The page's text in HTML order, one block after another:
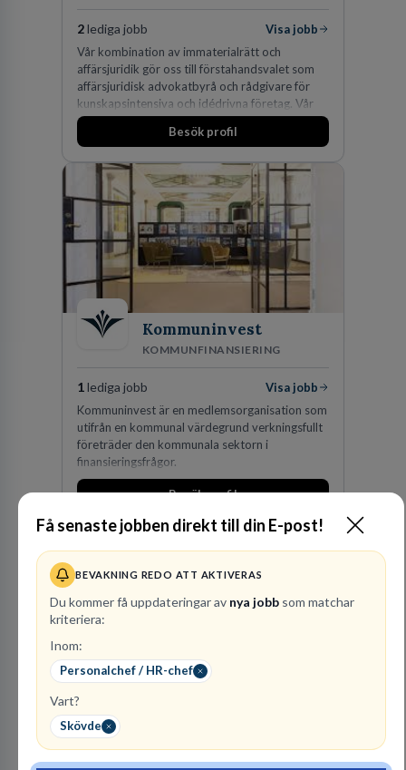
Få senaste jobben direkt till din E-post!
BEVAKNING REDO ATT AKTIVERAS
Du kommer få uppdateringar av nya jobb som matchar
kriteriera:
Inom:
Personalchef / HR-chef
Vart?
Skövde
2lediga jobb
Visa jobb
Vår kombination av immaterialrätt och
affärsjuridik gör oss till förstahandsvalet som
affärsjuridisk advokatbyrå och rådgivare för
kunskapsintensiva och idédrivna företag. Vår
expertis inom IP-tillgångar har gett oss en
marknadsledande position. Våra klienter väljer
skydda, utveckla och kommersialisera
företagets viktigaste tillgångar.
Besök profil
Kommuninvest
KOMMUNFINANSIERING
1 lediga jobb
Visa jobb
Kommuninvest är en medlemsorganisation som
utifrån en kommunal värdegrund verkningsfullt
företräder den kommunala sektorn i
finansieringsfrågor.
Besök profil